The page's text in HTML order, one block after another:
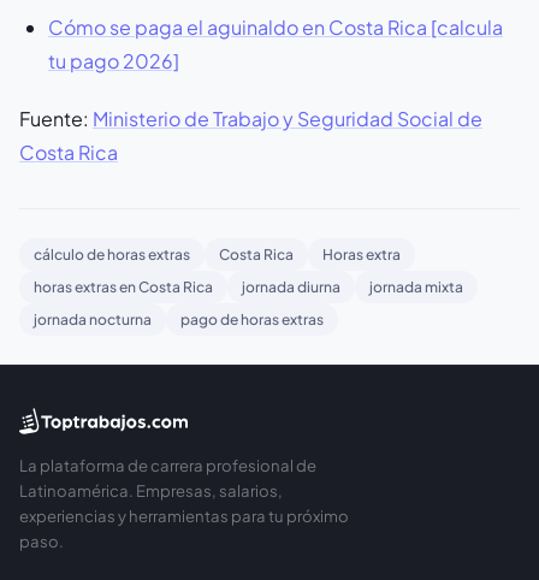
Cómo se paga el aguinaldo en Costa Rica [calcula
tu pago 2026]
Fuente: Ministerio de Trabajo y Seguridad Social de
Costa Rica
cálculo de horas extras Costa Rica
Horas extra
horas extras en Costa Rica
jornada diurna
jornada mixta
jornada nocturna
pago de horas extras
La plataforma de carrera profesional de
Latinoamérica. Empresas, salarios,
experiencias y herramientas para tu próximo
paso.